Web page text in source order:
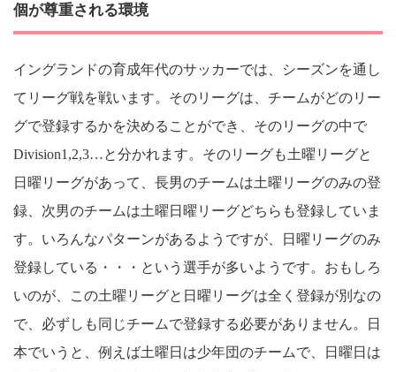
個が尊重される環境
イングランドの育成年代のサッカーでは、シーズンを通し
てリーグ戦を戦います。そのリーグは、チームがどのリー
グで登録するかを決めることができ、そのリーグの中で
Division1,2,3…と分かれます。そのリーグも土曜リーグと
日曜リーグがあって、長男のチームは土曜リーグのみの登
録、次男のチームは土曜日曜リーグどちらも登録していま
す。いろんなパターンがあるようですが、日曜リーグのみ
登録している・・・という選手が多いようです。おもしろ
いのが、この土曜リーグと日曜リーグは全く登録が別なの
で、必ずしも同じチームで登録する必要がありません。日
本でいうと、例えば土曜日は少年団のチームで、日曜日は